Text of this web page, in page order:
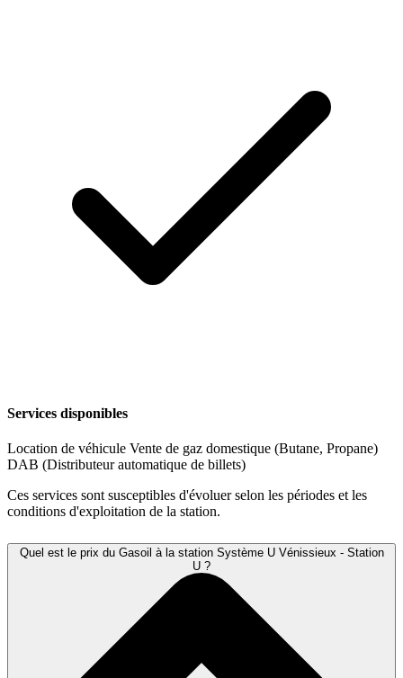
Services disponibles
Location de véhicule Vente de gaz domestique (Butane, Propane)
DAB (Distributeur automatique de billets)
Ces services sont susceptibles d'évoluer selon les périodes et les
conditions d'exploitation de la station.
Quel est le prix du Gasoil à la station Système U Vénissieux - Station
U ?